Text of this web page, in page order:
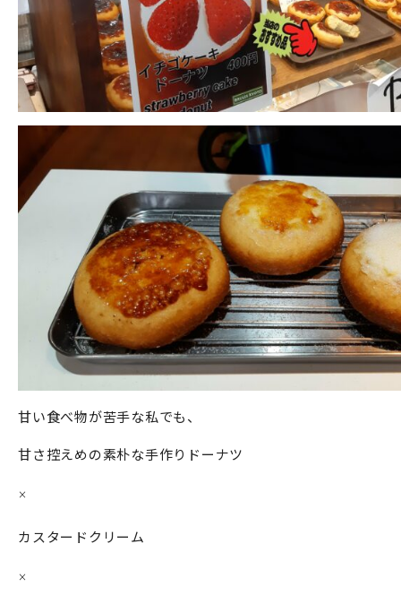
甘い食べ物が苦手な私でも、
甘さ控えめの素朴な手作りドーナツ
×
カスタードクリーム
×